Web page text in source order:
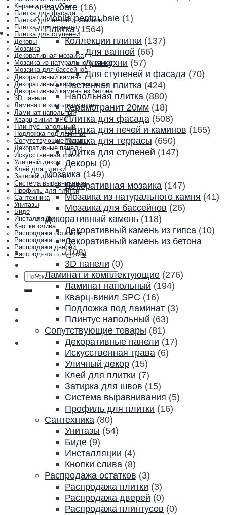
Керамогранит 20мм
Плитка для фасада
Плитка для печей и каминов
Плитка для террасы
Плитка для ступеней
Декоры
Мозаика
Декоративная мозаика
Мозаика из натурального камня
Мозаика для бассейнов
Декоративный камень
Декоративный камень из гипса
Декоративный камень из бетона
3D панели
Ламинат и комплектующие
Ламинат напольный
Кварц-винил SPC
Плинтус напольный
Подложка под ламинат
Сопутствующие товары
Декоративные панели
Искусственная трава
Уличный декор
Клей для плитки
Затирка для швов
Система выравнивания
Профиль для плитки
Сантехника
Унитазы
Биде
Инсталляции
Кнопки слива
Распродажа остатков
Распродажа плитки
Распродажа дверей
Распродажа плинтусов
Акции и скидки
Контакты
Искать:
Lavoare (16)
Mobila pentru baie (1)
Плитка (1564)
Коллекции плитки (137)
Для ванной (66)
Для кухни (57)
Для ступеней и фасада (70)
Настенная плитка (424)
Напольная плитка (880)
Керамогранит 20мм (18)
Плитка для фасада (508)
Плитка для печей и каминов (165)
Плитка для террасы (650)
Плитка для ступеней (147)
Декоры (0)
Мозаика (149)
Декоративная мозаика (147)
Мозаика из натурального камня (41)
Мозаика для бассейнов (26)
Декоративный камень (118)
Декоративный камень из гипса (10)
Декоративный камень из бетона
(108)
3D панели (0)
Ламинат и комплектующие (276)
Ламинат напольный (194)
Кварц-винил SPC (16)
Подложка под ламинат (3)
Плинтус напольный (63)
Сопутствующие товары (81)
Декоративные панели (17)
Искусственная трава (6)
Уличный декор (15)
Клей для плитки (7)
Затирка для швов (15)
Система выравнивания (5)
Профиль для плитки (16)
Сантехника (80)
Унитазы (54)
Биде (9)
Инсталляции (4)
Кнопки слива (8)
Распродажа остатков (3)
Распродажа плитки (3)
Распродажа дверей (0)
Распродажа плинтусов (0)